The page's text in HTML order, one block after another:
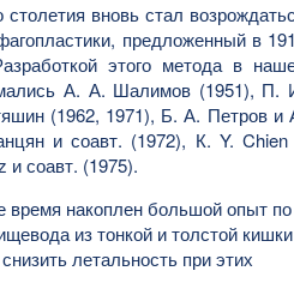
вновь стал
предложенный в
этого метода в
А. А. Шалимов (1951), П.
(1962, 1971), Б. А. Петров и
и соавт. (1972), К. Y. Chien
и соавт. (1975).
время накоплен большой опыт по
из тонкой и толстой
летальность при этих